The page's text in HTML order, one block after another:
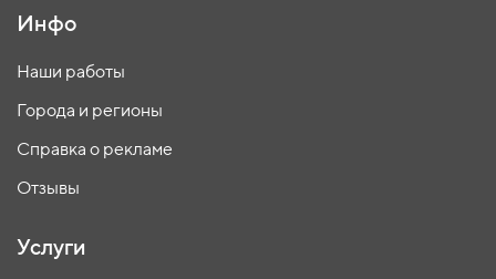
Инфо
Наши работы
Города и регионы
Справка о рекламе
Отзывы
Услуги